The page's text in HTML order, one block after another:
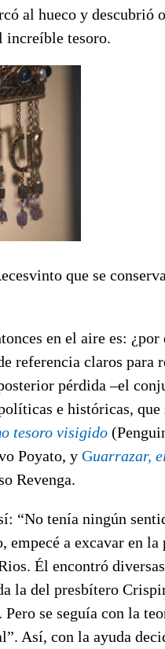
al hueco y descubrió
increíble tesoro.
que se
en el aire es:
referencia claros para
pérdida –el
e históricas,
tesoro visigido
Poyato, y Guarrazar,
Revenga.
“No tenía ningún
empecé a excavar en
Él encontró
la del presbítero
se seguía con la
Así, con la ayuda